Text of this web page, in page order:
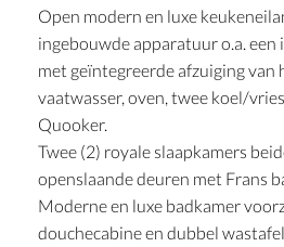
Open modern en luxe
ingebouwde apparatuur o.a.
met geïntegreerde afzuiging van
vaatwasser, oven, twee koel/
Quooker.
Twee (2) royale slaapkamers
openslaande deuren met Frans
Moderne en luxe badkamer
douchecabine en dubbel